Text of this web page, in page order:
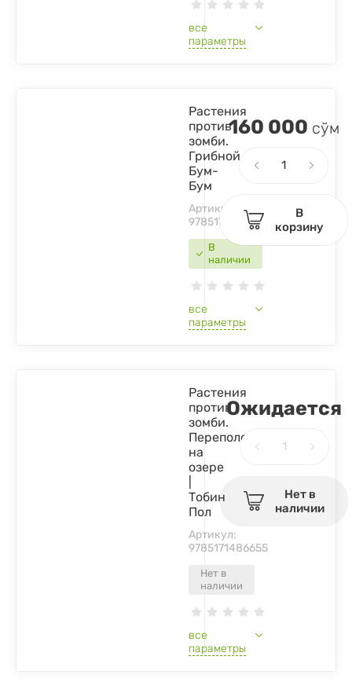
все
параметры
В
наличии
Растения
против
зомби.
Грибной
Бум-
Бум
Артикул:
9785171380144
все
параметры
160 000 сўм
В
корзину
Нет в
наличии
Растения
против
зомби.
Переполох
на
озере
Тобин
Пол
Артикул:
9785171486655
все
параметры
Ожидается
Нет в
наличии